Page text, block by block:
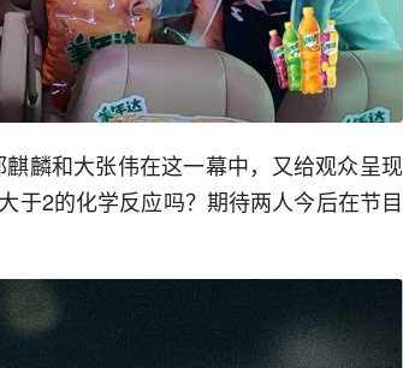
麟和大张伟在这一幕中，又给观众呈现
于2的化学反应吗？期待两人今后在节目